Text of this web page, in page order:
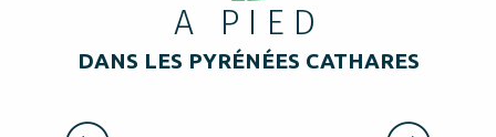
A PIED
DANS LES PYRÉNÉES CATHARES
PIC DU SAINT-BARTHELEMY